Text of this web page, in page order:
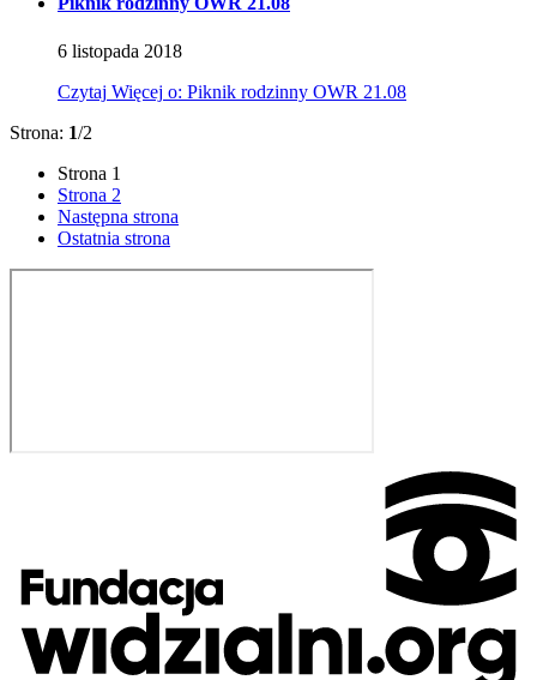
6 listopada 2018
Czytaj Więcej o: Piknik rodzinny OWR 21.08
Strona: 1/2
Strona 1
Strona 2
Następna strona
Ostatnia strona